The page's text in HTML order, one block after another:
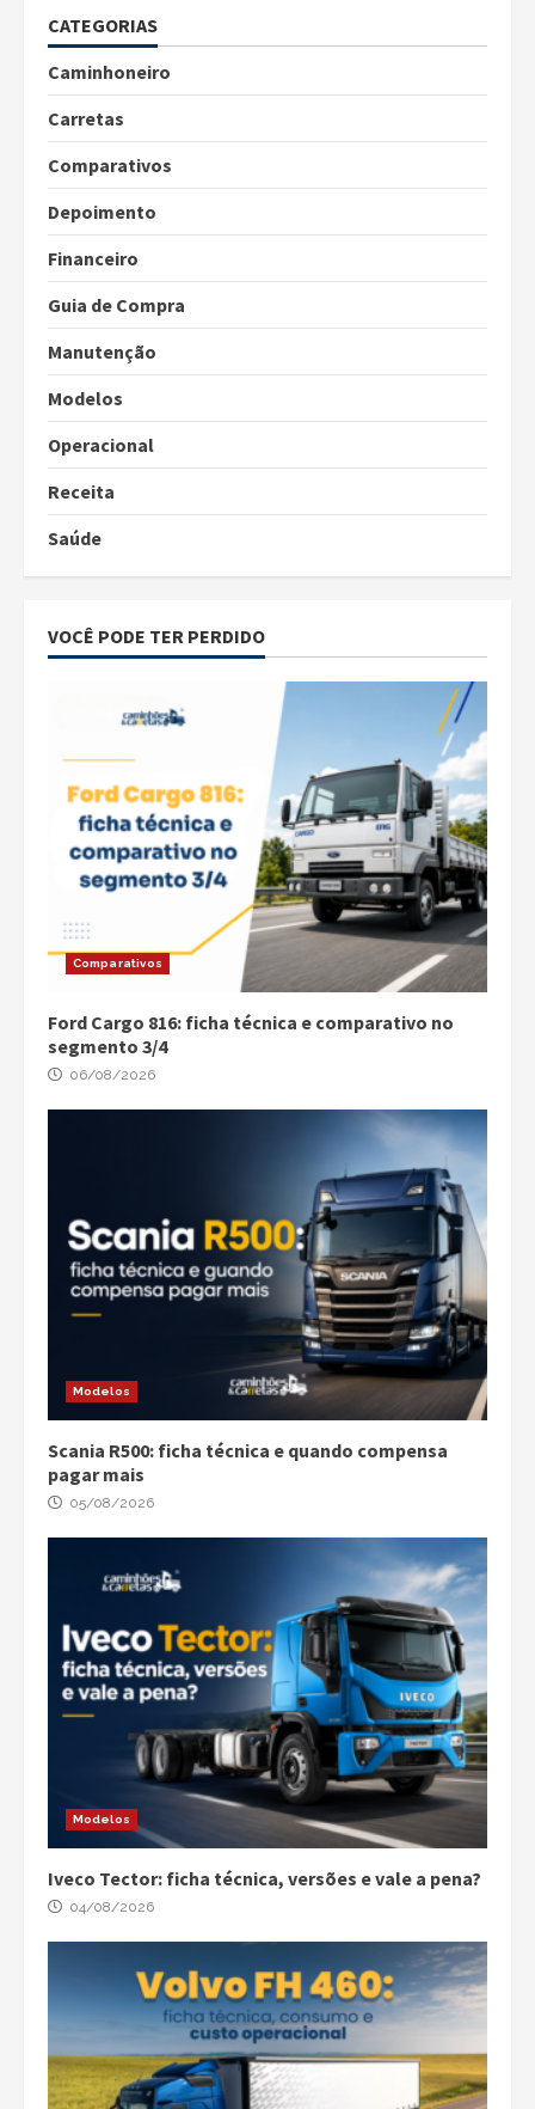
CATEGORIAS
Caminhoneiro
Carretas
Comparativos
Depoimento
Financeiro
Guia de Compra
Manutenção
Modelos
Operacional
Receita
Saúde
VOCÊ PODE TER PERDIDO
Comparativos
Ford Cargo 816: ficha técnica e comparativo no
segmento 3/4
06/08/2026
Modelos
Scania R500: ficha técnica e quando compensa
pagar mais
05/08/2026
Modelos
Iveco Tector: ficha técnica, versões e vale a pena?
04/08/2026